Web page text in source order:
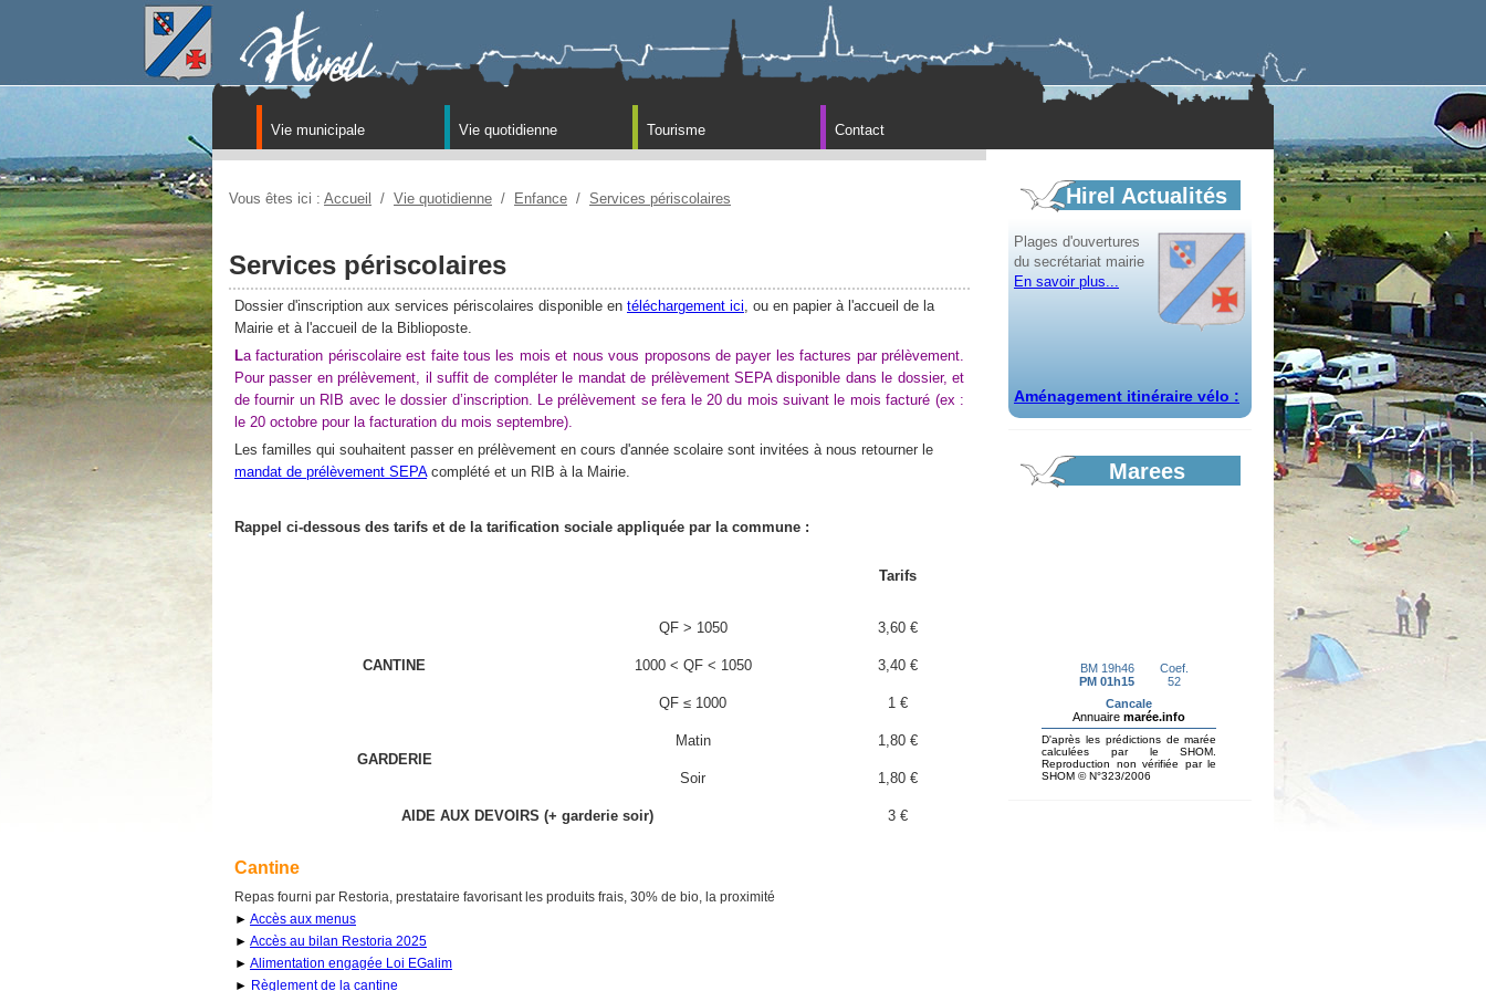
Vie municipale Vie quotidienne Tourisme Contact
Vous êtes ici : Accueil / Vie quotidienne / Enfance / Services périscolaires
Services périscolaires
Dossier d'inscription aux services périscolaires disponible en téléchargement ici, ou en papier à l'accueil de la
Mairie et à l'accueil de la Biblioposte.
La facturation périscolaire est faite tous les mois et nous vous proposons de payer les factures par prélèvement.
Pour passer en prélèvement, il suffit de compléter le mandat de prélèvement SEPA disponible dans le dossier, et
de fournir un RIB avec le dossier d’inscription. Le prélèvement se fera le 20 du mois suivant le mois facturé (ex :
le 20 octobre pour la facturation du mois septembre).
Les familles qui souhaitent passer en prélèvement en cours d'année scolaire sont invitées à nous retourner le
mandat de prélèvement SEPAcomplété et un RIB à la Mairie.
Rappel ci-dessous des tarifs et de la tarification sociale appliquée par la commune :
Tarifs
CANTINE
QF > 1050 3,60 €
1000 < QF < 1050 3,40 €
QF ≤ 1000 1 €
GARDERIE
Matin 1,80 €
Soir 1,80 €
AIDE AUX DEVOIRS (+ garderie soir) 3 €
Cantine
Repas fourni par Restoria, prestataire favorisant les produits frais, 30% de bio, la proximité
► Accès aux menus
► Accès au bilan Restoria 2025
► Alimentation engagée Loi EGalim
► Règlement de la cantine
Hirel Actualités
Horaires d'été mairie
En savoir plus...
Aménagement itinéraire vélo :
du projet
d'aménagement par Saint-Malo
En savoir plus...
Appel à candidature création
Recensement citoyen
En savoir plus...
Marees